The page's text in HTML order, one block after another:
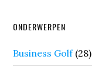
ONDERWERPEN
Business Golf(28)